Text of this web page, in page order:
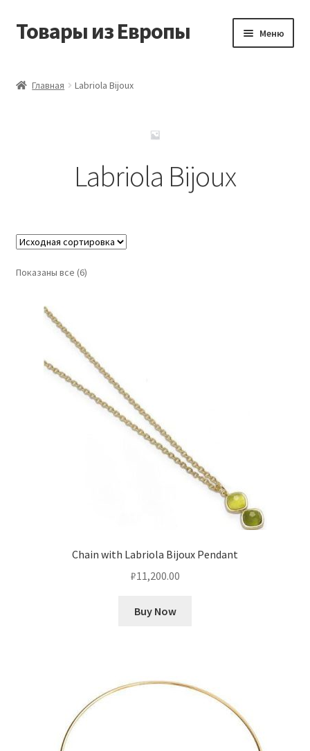
Перейти
Перейти
Товары из Европы Меню
Заказать товары из Европы
Мой аккаунт
Оформление заказа
Подтверждение заказа
Главная Labriola Bijoux
Labriola Bijoux
Показаны все (6)
Chain with Labriola Bijoux Pendant
₽11,200.00
Buy Now